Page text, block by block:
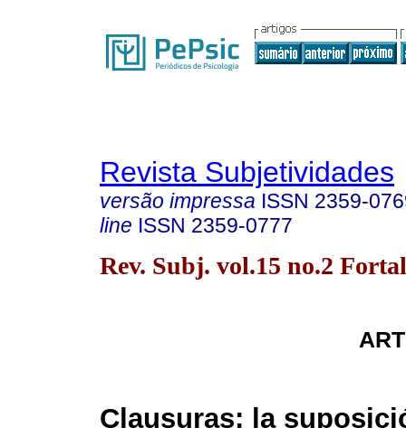
Revista Subjetividades
versão impressa ISSN 2359-
line ISSN 2359-0777
Rev. Subj. vol.15 no.2
Clausuras: la